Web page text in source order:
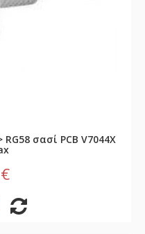
σασί PCB V7044X